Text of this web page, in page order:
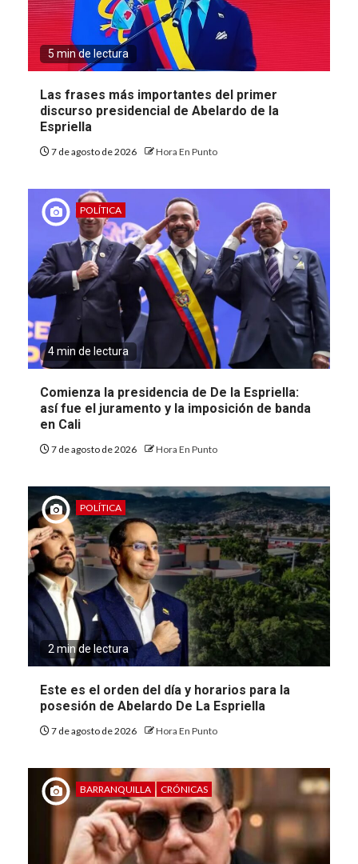
5 min de lectura
Las frases más importantes del primer
discurso presidencial de Abelardo de la
Espriella
7 de agosto de 2026 Hora En Punto
POLÍTICA
4 min de lectura
Comienza la presidencia de De la Espriella:
así fue el juramento y la imposición de banda
en Cali
7 de agosto de 2026 Hora En Punto
POLÍTICA
2 min de lectura
Este es el orden del día y horarios para la
posesión de Abelardo De La Espriella
7 de agosto de 2026 Hora En Punto
BARRANQUILLA CRÓNICAS